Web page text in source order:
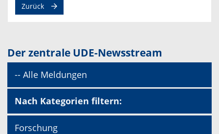
Zurück
Der zentrale UDE-Newsstream
-- Alle Meldungen
Nach Kategorien filtern:
Forschung